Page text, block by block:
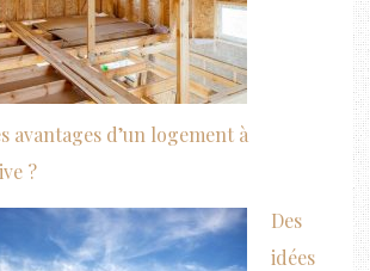
avantages d’un logement à
?
Des
idées